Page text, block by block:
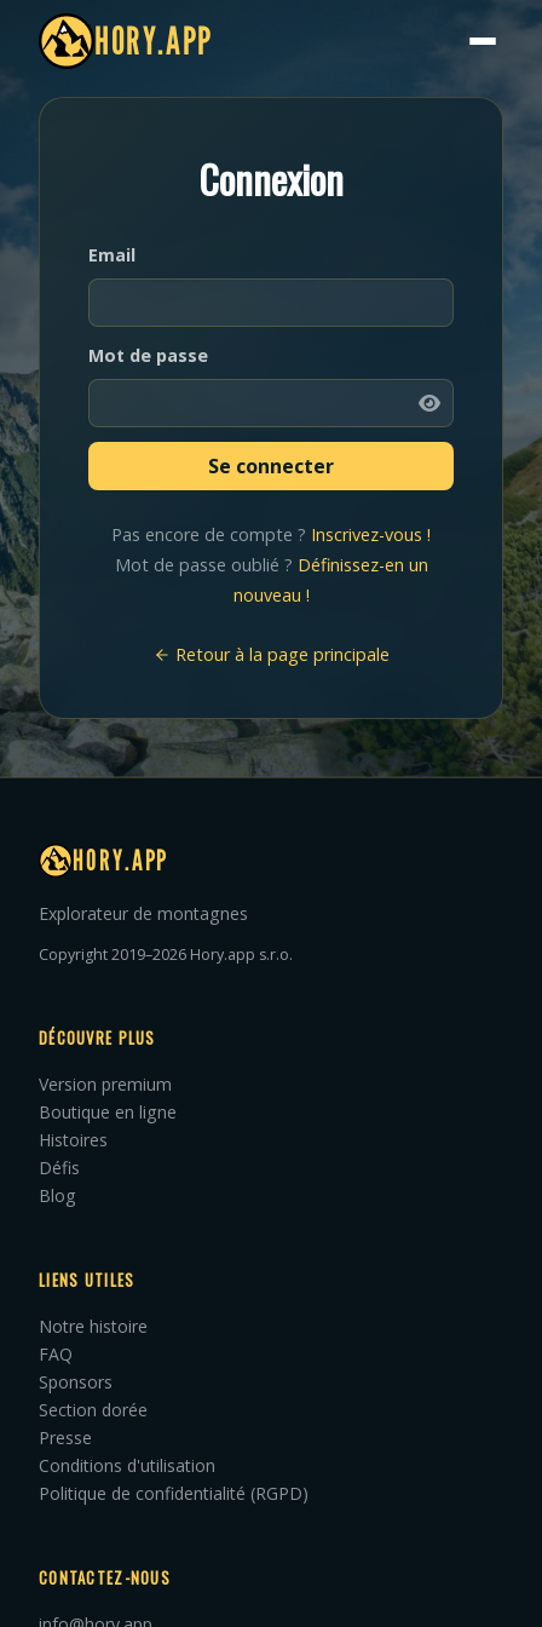
HORY.APP
Connexion
Email
Mot de passe
Pas encore de compte ? Inscrivez-vous !
Mot de passe oublié ? Définissez-en un
nouveau !
Retour à la page principale
HORY.APP
Explorateur de montagnes
Copyright 2019–2026 Hory.app s.r.o.
DÉCOUVRE PLUS
Version premium
Boutique en ligne
Histoires
Défis
Blog
LIENS UTILES
Notre histoire
FAQ
Sponsors
Section dorée
Presse
Conditions d'utilisation
Politique de confidentialité (RGPD)
CONTACTEZ-NOUS